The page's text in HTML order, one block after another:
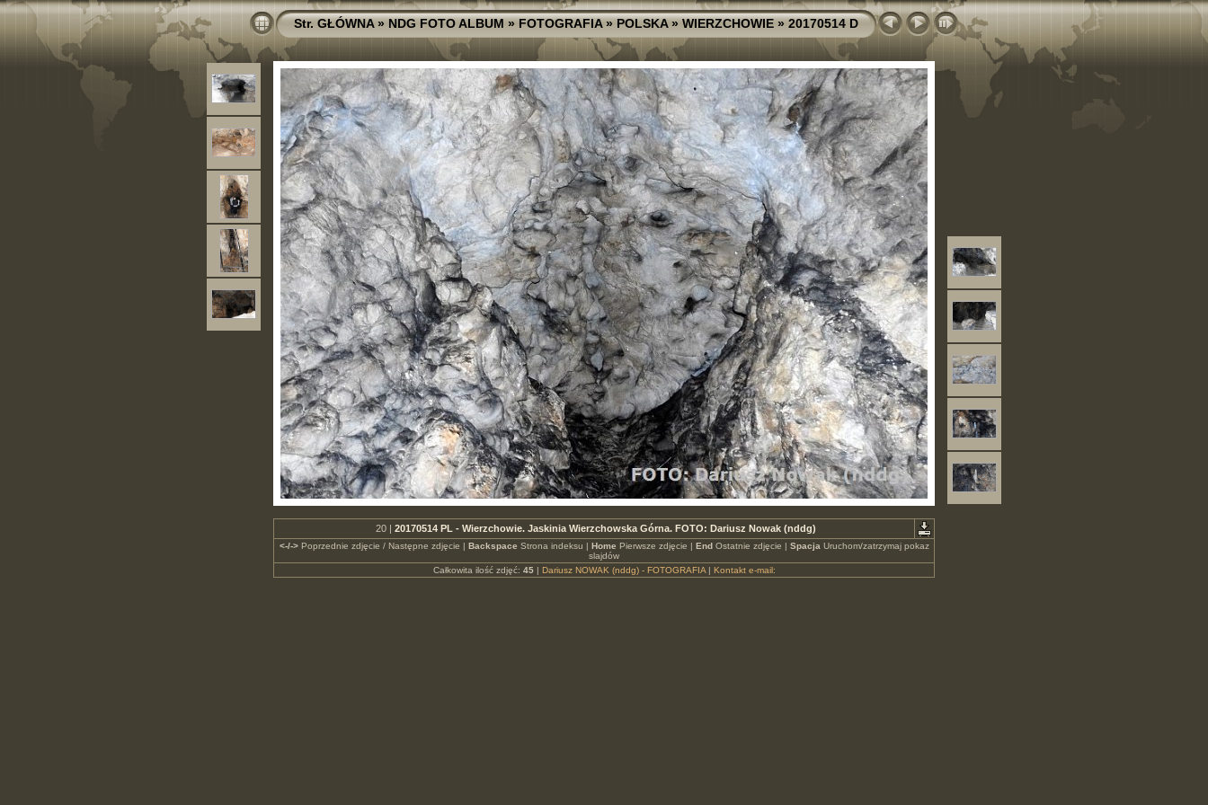
Str. GŁÓWNA»NDG FOTO ALBUM»FOTOGRAFIA»POLSKA»WIERZCHOWIE»20170514 D
20 | 20170514 PL - Wierzchowie. Jaskinia Wierzchowska Górna. FOTO: Dariusz Nowak (nddg)
<-/->Poprzednie zdjęcie / Następne zdjęcie | Backspace Strona indeksu | Home Pierwsze zdjęcie | EndOstatnie zdjęcie | Spacja Uruchom/zatrzymaj pokaz
slajdów
Całkowita ilość zdjęć: 45| Dariusz NOWAK (nddg) - FOTOGRAFIA| Kontakt e-mail: